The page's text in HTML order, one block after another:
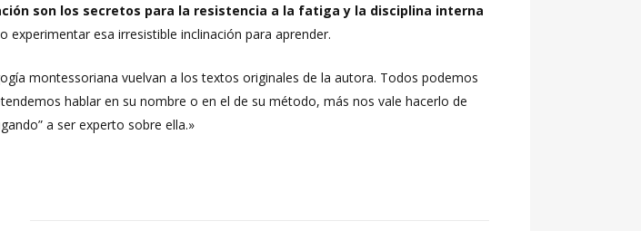
son los secretos para la resistencia a la fatiga y la disciplina interna
experimentar esa irresistible inclinación para aprender.
montessoriana vuelvan a los textos originales de la autora. Todos podemos
hablar en su nombre o en el de su método, más nos vale hacerlo de
a ser experto sobre ella.»